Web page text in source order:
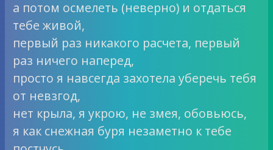
а потом осмелеть (неверно) и отдаться
тебе живой,
первый раз никакого расчета, первый
раз ничего наперед,
просто я навсегда захотела уберечь тебя
от невзгод,
нет крыла, я укрою, не змея, обовьюсь,
я как снежная буря незаметно к тебе